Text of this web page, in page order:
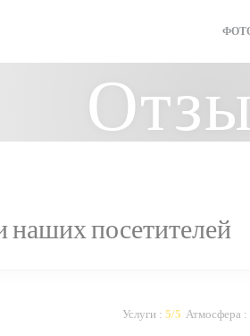
наших посетителей
Услуги : 5/5 Атмосфера :